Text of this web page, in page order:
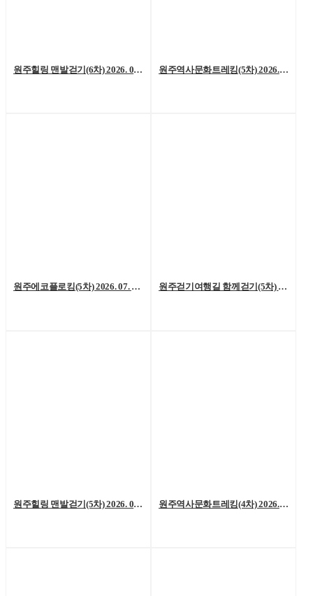
원주힐링 맨발걷기(6차) 2026. 08. 01. (토) 원주역사문화트레킹(5차) 2026. 07. 25.(토)
원주에코플로킹(5차) 2026. 07. 18. (토) 원주걷기여행길 함께걷기(5차) 2026. 7. 11.(토)
원주힐링 맨발걷기(5차) 2026. 07. 04. (토) 원주역사문화트레킹(4차) 2026. 06. 27.(토)